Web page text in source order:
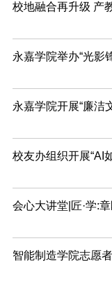
永嘉学院开展“廉洁
校友办组织开展“AI